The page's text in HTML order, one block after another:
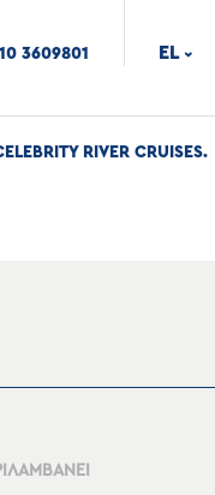
3609801 EL ›
RIVER CRUISES